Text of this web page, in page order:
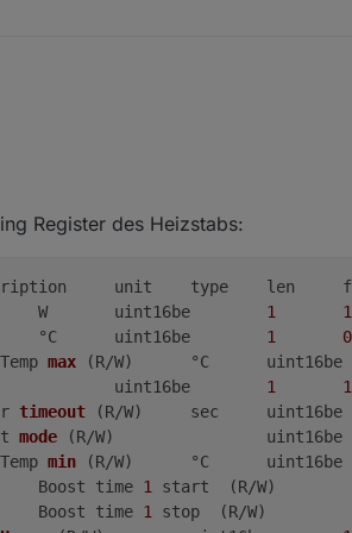
den MyPV-Acthor zu verbinden, kannst
Register des Heizstabs:
1 1
1
WW1 Temp
max (R/W)
1 1
timeout (R/W)
mode (R/W)
WW1 Temp
min (R/W)
	Boost_time_1_start	Boost time
1
	Boost_time_1_stop	Boost time
1